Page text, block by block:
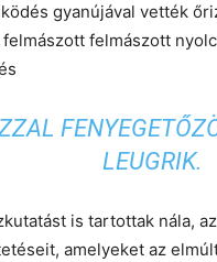
gyanújával vették
felmászott
LEUGRIK.
is tartottak nála,
amelyeket az